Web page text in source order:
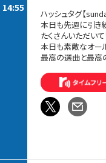
14:55
ハッシュタグ【
本日も先週に引き
たくさんいただい
本日も素敵なオー
最高の選曲と最高